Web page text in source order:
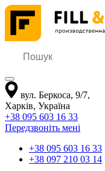
вул. Беркоса, 9/7,
Харків, Україна
+38 095 603 16 33
Передзвоніть мені
+38 095 603 16 33
+38 097 210 03 14